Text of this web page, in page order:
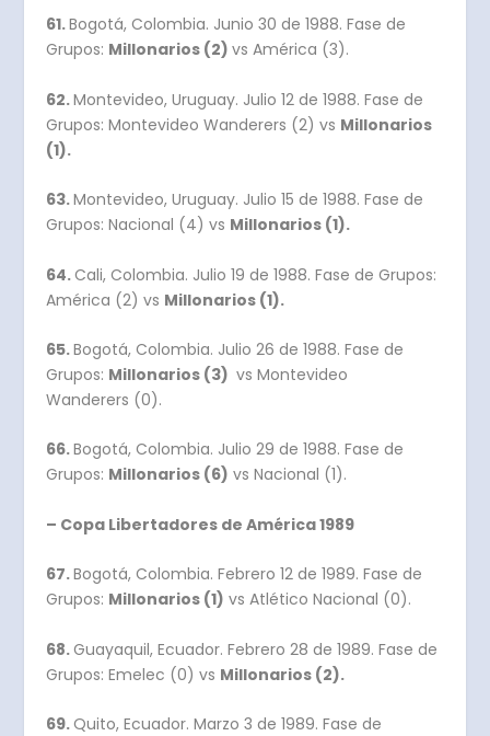
61.Bogotá, Colombia. Junio 30 de 1988. Fase de
Grupos: Millonarios (2)vs América (3).
62.Montevideo, Uruguay. Julio 12 de 1988. Fase de
Grupos: Montevideo Wanderers (2) vs Millonarios
(1).
63.Montevideo, Uruguay. Julio 15 de 1988. Fase de
Grupos: Nacional (4) vs Millonarios (1).
64. Cali, Colombia. Julio 19 de 1988. Fase de Grupos:
América (2) vs Millonarios (1).
65.Bogotá, Colombia. Julio 26 de 1988. Fase de
Grupos: Millonarios (3) vs Montevideo
Wanderers (0).
66.Bogotá, Colombia. Julio 29 de 1988. Fase de
Grupos: Millonarios (6) vs Nacional (1).
– Copa Libertadores de América 1989
67.Bogotá, Colombia. Febrero 12 de 1989. Fase de
Grupos: Millonarios (1) vs Atlético Nacional (0).
68. Guayaquil, Ecuador. Febrero 28 de 1989. Fase de
Grupos: Emelec (0) vs Millonarios (2).
69. Quito, Ecuador. Marzo 3 de 1989. Fase de